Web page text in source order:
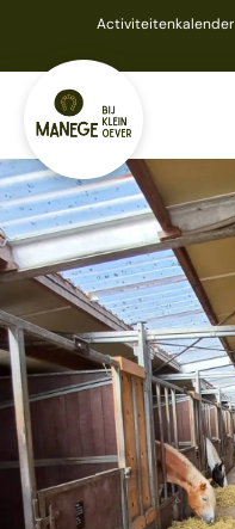
Activiteitenkalender